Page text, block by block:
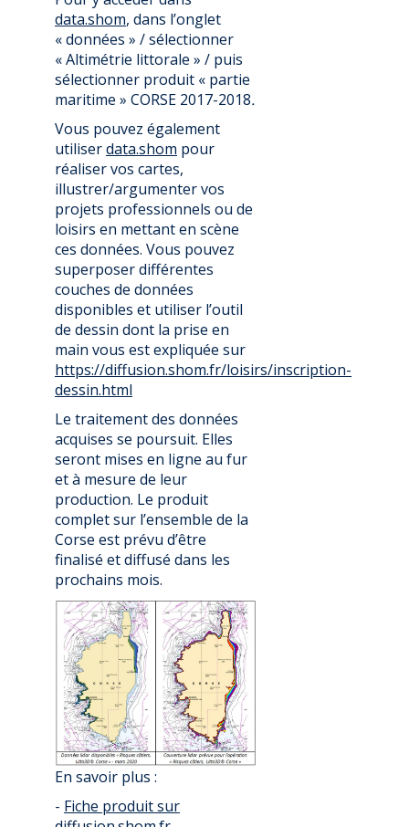
data.shom, dans l’onglet
« données » / sélectionner
« Altimétrie littorale » / puis
sélectionner produit « partie
maritime » CORSE 2017-2018.
Vous pouvez également
utiliserdata.shom pour
réaliser vos cartes,
illustrer/argumenter vos
projets professionnels ou de
loisirs en mettant en scène
ces données. Vous pouvez
superposer différentes
couches de données
disponibles et utiliser l’outil
de dessin dont la prise en
main vous est expliquée sur
https://diffusion.shom.fr/loisirs/inscription-
dessin.html
Le traitement des données
acquises se poursuit. Elles
seront mises en ligne au fur
et à mesure de leur
production. Le produit
complet sur l’ensemble de la
Corse est prévu d’être
finalisé et diffusé dans les
prochains mois.
En savoir plus :
- Fiche produit sur